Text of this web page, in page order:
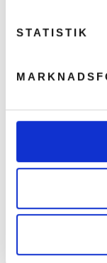
STATISTIK
Rød
BETALING,
Relaterede
Se vores udvalg